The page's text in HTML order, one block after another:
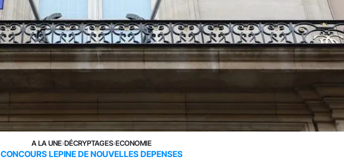
A LA UNE›DÉCRYPTAGES›ECONOMIE
CONCOURS LEPINE DE NOUVELLES DEPENSES